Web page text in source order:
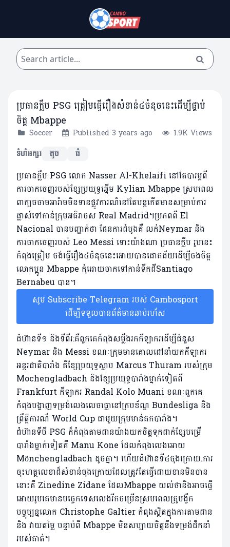
ប្រធានក្លឹប PSG ត្រៀមធ្វើរឿងសំខាន់៤ចំនុចនេះដើម្បីផ្គាប់
ចិត្ត Mbappe
Soccer Published 3 years ago
1.9K Views
ទំហំអក្សរ
តូច ធំ
ប្រធានក្លឹប PSG លោក Nasser Al-Khelaifi នៅតែបារម្ភពី
ការចាកចេញរបស់ខ្សែប្រយុទ្ធឆ្នើម Kylian Mbappe ស្របពេល
ពាក្យចចាមអារ៉ាមមិនទានផ្លូវការណ៏នៅតែបន្តកើតមានសម្រាប់ការ
ផ្លាស់ទៅកាន់ក្រុមអធិរាចស Real Madrid។ប្រភពពី El
Nacional បានបញ្ជាក់ថា ផែនការដំបូងគឺ លក់Neymar និង
ការចាកចេញរបស់ Leo Messi ទោះយ៉ាងណា ប្រធានក្លឹប រូបនេះ
កំពុងត្រៀម ចង់ធ្វើរឿង៤ចំនុចនេះអោយបានជោគជ័យដើម្បីចងចិត្ត
លោកប្អូន Mbappe កុំអោយចាកទៅកាន់ទឺកដីSantiago
Bernabeu បាន។
សូម Subscribe Telegram របស់ Cambosport
ដើម្បីទទួលបានព័ត៌មានឆាប់រហ័ស
ជំហ៊ានទី១ និងទីពីរ:គឺពួកគេកំពុងសម្លឹងរកកីឡាករដើម្បីជំនួស
Neymar និង Messi ខណៈក្រុមមានគោលដៅនាំយកកីឡាករ
អន្តរជាតិបារាំង គឺខ្សែប្រយុទ្ធស្លាប Marcus Thuram របស់ក្រុម
Mochengladbach និងខ្សែប្រយុទ្ធបារាំងម្នាក់ទៀតពី
Frankfurt កីឡាករ Randal Kolo Muani ខណៈពួកគេ
កំពុងបង្ហាញទម្រង់លេងលេចធ្លោនៅក្របខ័ណ្ឌ Bundesliga និង
ព្រឹត្តិការណ៏ World Cup ជាមួយក្រុមមាន់គកបារាំង។
ជំហ៊ានទីបី PSG ក៏កំពុងតាមដានយ៉ាងយកចិត្តទុកដាក់ខ្សែបម្រើ
បារាំងម្នាក់ទៀតគឺ Manu Kone ដែលកំពុងលេងអោយ
Mönchengladbach ដូចគ្នា។ ហើយជំហ៊ានទី៤ចុងក្រោយ.ការ
ចុះហត្ថលេខាដ៏សំខាន់ចុងក្រោយដែលត្រូវតែធ្វើដោយខានមិនបាន
នោះគឺ Zinedine Zidane ដែលMbappe យល់ថានិងអាចធ្វើ
អោយរូបគេមានបច្ចេកទេសលេងរីកចម្រើនស្របពេលគ្រូបង្វឹក
បច្ចុប្បន្នលោក Christophe Galtier កំពុងស្ថិតក្នុងការតាមដាន
និង វាយតម្លៃ បន្ទាប់ពី Mbappe មិនសប្បាយចិត្តនឹងទម្រង់ដឹកនាំ
របស់គាត់។